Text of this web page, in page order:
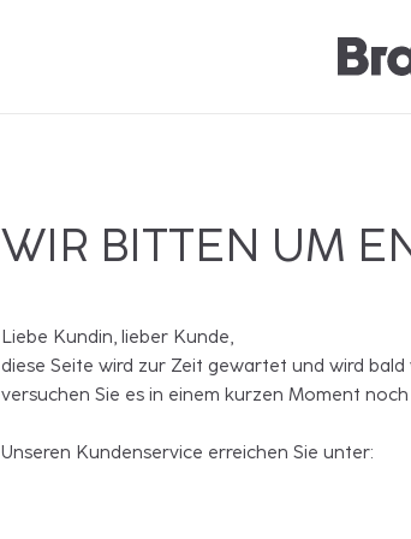
WIR BITTEN UM
Liebe Kundin, lieber Kunde,
diese Seite wird zur Zeit gewartet und wird
versuchen Sie es in einem kurzen Moment noch
Unseren Kundenservice erreichen Sie unter: